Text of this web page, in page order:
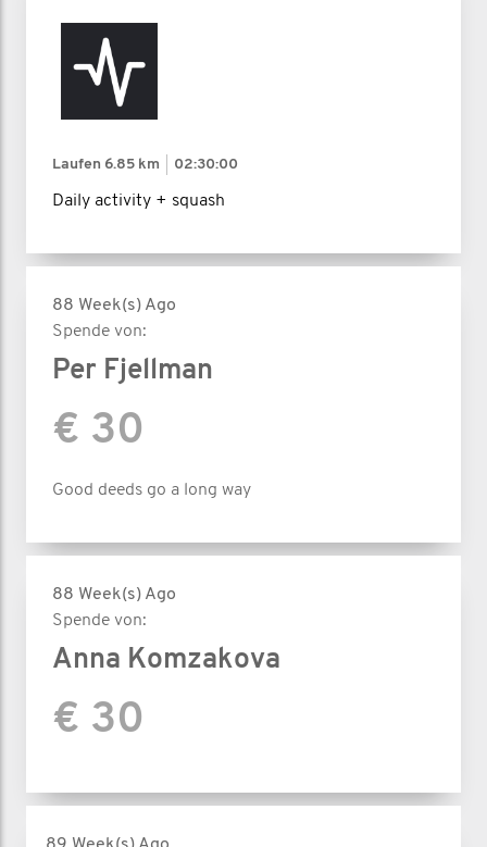
Laufen 6.85 km 02:30:00
Daily activity + squash
88 Week(s) Ago
Spende von:
Per Fjellman
€ 30
Good deeds go a long way
88 Week(s) Ago
Spende von:
Anna Komzakova
€ 30